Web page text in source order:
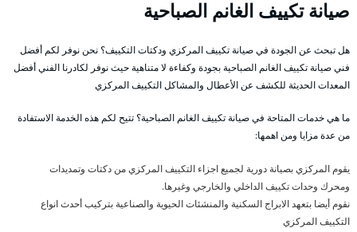
صيانة تكييف الغانم الصباحية
هل تبحث عن الجودة في صيانة تكييف المركزي ودكتات التكييف؟ نحن نوفر لكم أفضل
فني صيانة تكييف الغانم الصباحية بجودة وكفاءة لا متناهية حيث نوفر لكادرنا الفني أفضل
المعدات الحديثة للكشف عن الأعطال والمشاكل التكييف المركزي
ما هي خدمات المتاحة في صيانة تكييف الغانم الصباحية؟ تتيح لكم هذه الخدمة الاستفادة
من عدة مزايا ومن اهمها:
يقوم المركزي بصيانة دورية لجميع اجزاء التكييف المركزي من دكتات وتمديدات
ومحرك وحدات تكييف الداخلي والخارجي وغيرها.
نقوم أيضا بتعهد الابراج السكنية والمنشئات الحيوية والصناعية بتركيب أحدث انواع
التكييف المركزي